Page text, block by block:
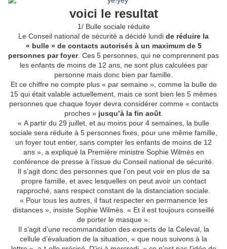
voici le resultat
1/ Bulle sociale réduite
Le Conseil national de sécurité a décidé lundi de réduire la
« bulle » de contacts autorisés à un maximum de 5
personnes par foyer. Ces 5 personnes, qui ne comprennent pas
les enfants de moins de 12 ans, ne sont plus calculées par
personne mais donc bien par famille.
Et ce chiffre ne compte plus « par semaine », comme la bulle de
15 qui était valable actuellement, mais ce sont bien les 5 mêmes
personnes que chaque foyer devra considérer comme « contacts
proches » jusqu’à la fin août.
« A partir du 29 juillet, et au moins pour 4 semaines, la bulle
sociale sera réduite à 5 personnes fixes, pour une même famille,
un foyer tout entier, sans compter les enfants de moins de 12
ans », a expliqué la Première ministre Sophie Wilmès en
conférence de presse à l’issue du Conseil national de sécurité.
Il s’agit donc des personnes que l’on peut voir en plus de sa
propre famille, et avec lesquelles on peut avoir un contact
rapproché, sans respect constant de la distanciation sociale.
« Pour tous les autres, il faut respecter en permanence les
distances », insiste Sophie Wilmès. « Et il est toujours conseillé
de porter le masque ».
Il s’agit d’une recommandation des experts de la Celeval, la
cellule d’évaluation de la situation, « que nous suivons à la